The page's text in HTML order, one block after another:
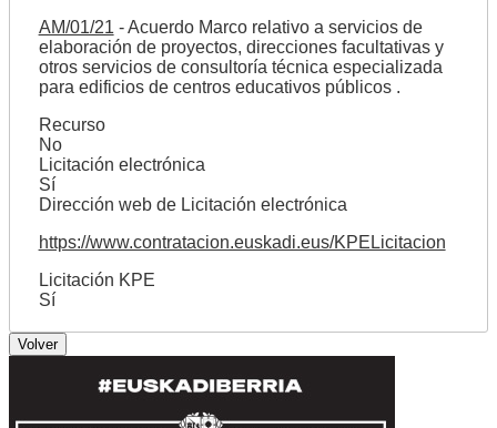
AM/01/21 - Acuerdo Marco relativo a servicios de
elaboración de proyectos, direcciones facultativas y
otros servicios de consultoría técnica especializada
para edificios de centros educativos públicos .
Recurso
No
Licitación electrónica
Sí
Dirección web de Licitación electrónica
https://www.contratacion.euskadi.eus/KPELicitacion
Licitación KPE
Sí